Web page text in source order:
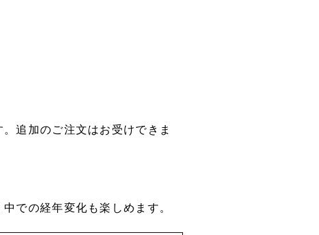
追加のご注文はお受けできま
での経年変化も楽しめます。